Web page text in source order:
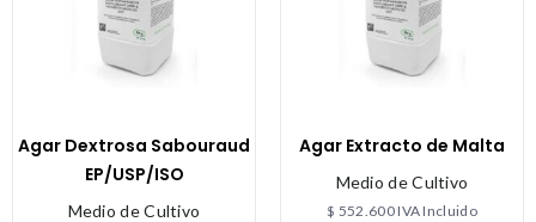
Agar Dextrosa Sabouraud
EP/USP/ISO
Medio de Cultivo
Agar Extracto de Malta
Medio de Cultivo
$ 552.600IVA Incluido